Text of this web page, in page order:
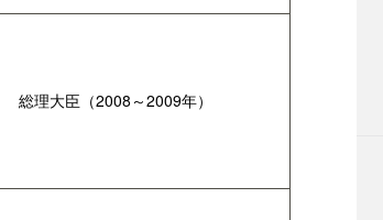
総理大臣（2008～2009年）